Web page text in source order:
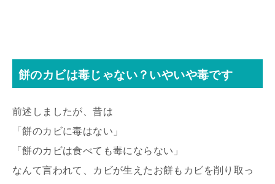
餅のカビは毒じゃない？いやいや毒です
前述しましたが、昔は
「餅のカビに毒はない」
「餅のカビは食べても毒にならない」
なんて言われて、カビが生えたお餅もカビを削り取っ